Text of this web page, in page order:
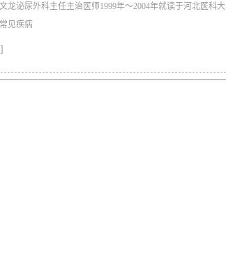
龙泌尿外科主任主治医师1999年～2004年就读于河北医科
见疾病